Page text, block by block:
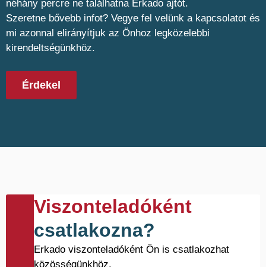
néhány percre ne találhatna Erkado ajtót.
Szeretne bővebb infot? Vegye fel velünk a kapcsolatot és
mi azonnal elirányítjuk az Önhoz legközelebbi
kirendeltségünkhöz.
Érdekel
Viszonteladóként
csatlakozna?
Erkado viszonteladóként Ön is csatlakozhat
közösségünkhöz.